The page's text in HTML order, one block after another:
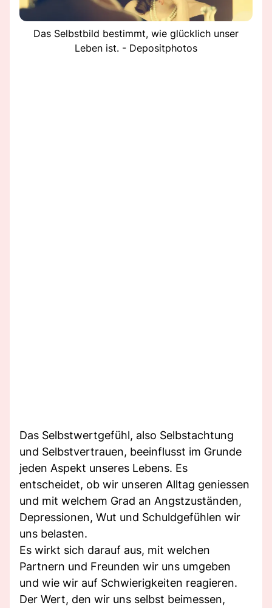
Das Selbstbild bestimmt, wie glücklich unser
Leben ist. - Depositphotos
Das Selbstwertgefühl, also Selbstachtung
und Selbstvertrauen, beeinflusst im Grunde
jeden Aspekt unseres Lebens. Es
entscheidet, ob wir unseren Alltag geniessen
und mit welchem Grad an Angstzuständen,
Depressionen, Wut und Schuldgefühlen wir
uns belasten.
Es wirkt sich darauf aus, mit welchen
Partnern und Freunden wir uns umgeben
und wie wir auf Schwierigkeiten reagieren.
Der Wert, den wir uns selbst beimessen,